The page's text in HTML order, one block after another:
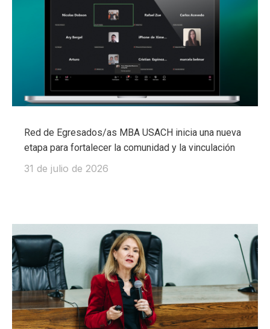
Red de Egresados/as MBA USACH inicia una nueva
etapa para fortalecer la comunidad y la vinculación
31 de julio de 2026